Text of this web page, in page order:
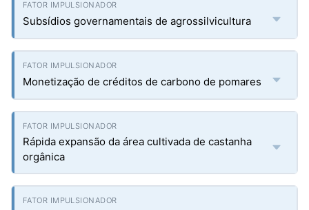
Subsídios governamentais de agrossilvicultura
Monetização de créditos de carbono de pomares
Rápida expansão da área cultivada de castanha
orgânica